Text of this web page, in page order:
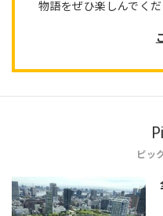
物語をぜひ楽しんでくだ
ピッ